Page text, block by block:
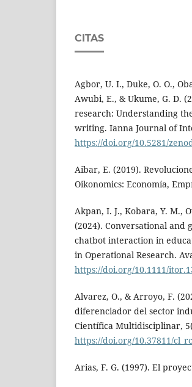
CITAS
Agbor, U. I., Duke, O. O.,
Awubi, E., & Ukume, G. D.
research: Understanding
writing. Ianna Journal of
https://doi.org/10.5281/
Aibar, E. (2019).
Oikonomics: Economía,
Akpan, I. J., Kobara, Y. M.,
(2024). Conversational
chatbot interaction in
in Operational Research.
https://doi.org/10.1111/
Alvarez, O., & Arroyo, F.
diferenciador del sector
Científica Multidisciplinar,
https://doi.org/10.37811/
Arias, F. G. (1997). El